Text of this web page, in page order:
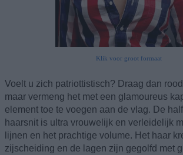
Klik voor groot formaat
Voelt u zich patriottistisch? Draag dan
maar vermeng het met een glamoureus
element toe te voegen aan de vlag. De
haarsnit is ultra vrouwelijk en verleidelijk
lijnen en het prachtige volume. Het haar
zijscheiding en de lagen zijn gegolfd met